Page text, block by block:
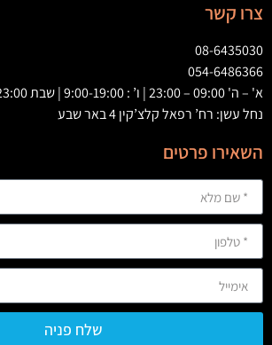
צרו קשר
08-6435030
054-6486366
א' – ה' 09:00 – 23:00 | ו’ : 9:00-19:00 | שבת 16:00-23:00
נחל עשן: רח’ רפאל קלצ’קין 4 באר שבע
השאירו פרטים
שלח פניה